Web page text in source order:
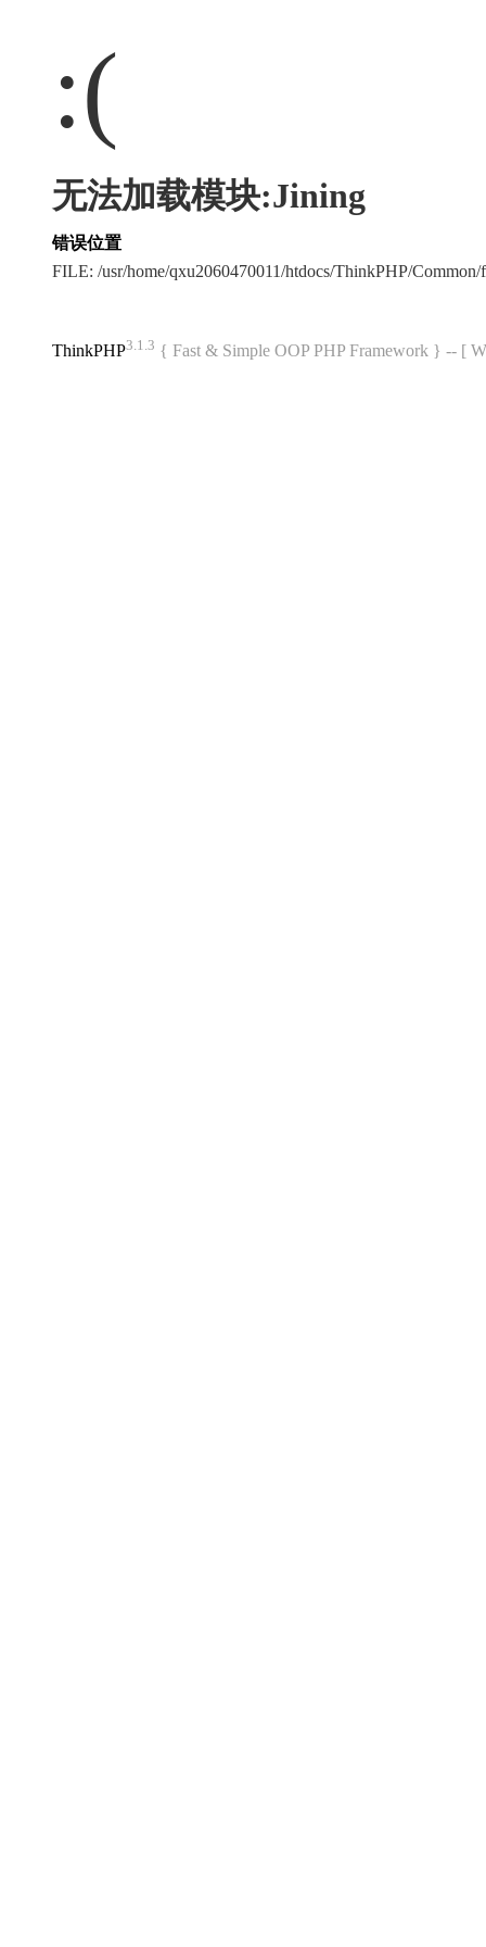
:(
无法加载模块:Jining
错误位置
FILE: /usr/home/qxu2060470011/htdocs/ThinkPHP/
ThinkPHP3.1.3 { Fast & Simple OOP PHP Framework } -- [